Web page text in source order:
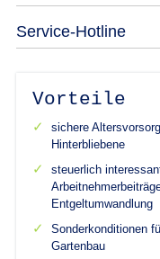
Service-Hotline
Vorteile
sichere
Hinterbliebene
steuerlich
Entgeltumwandlung
Sonderkonditionen
Gartenbau